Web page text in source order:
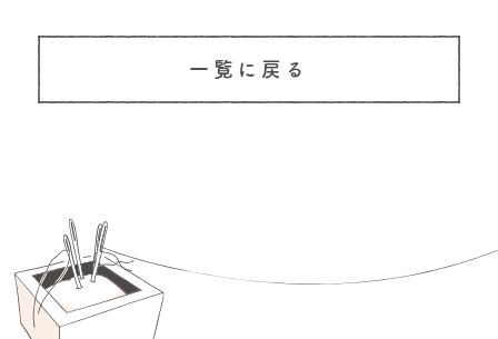
一覧に戻る